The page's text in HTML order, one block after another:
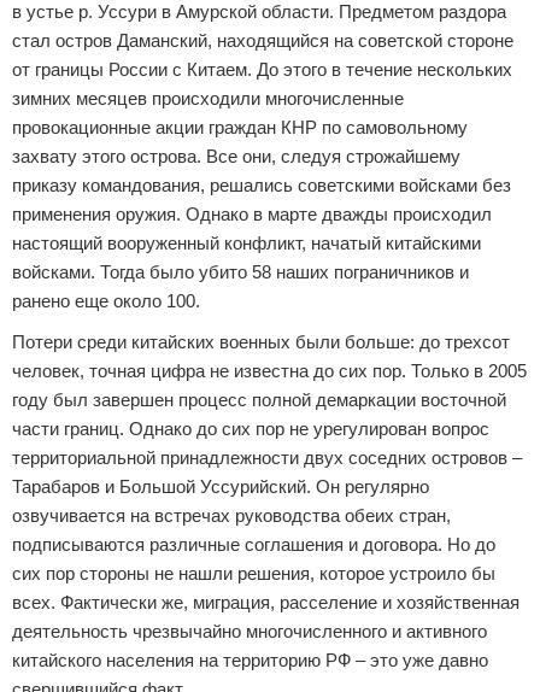
в устье р. Уссури в Амурской области. Предметом раздора
стал остров Даманский, находящийся на советской стороне
от границы России с Китаем. До этого в течение нескольких
зимних месяцев происходили многочисленные
провокационные акции граждан КНР по самовольному
захвату этого острова. Все они, следуя строжайшему
приказу командования, решались советскими войсками без
применения оружия. Однако в марте дважды происходил
настоящий вооруженный конфликт, начатый китайскими
войсками. Тогда было убито 58 наших пограничников и
ранено еще около 100.
Потери среди китайских военных были больше: до трехсот
человек, точная цифра не известна до сих пор. Только в 2005
году был завершен процесс полной демаркации восточной
части границ. Однако до сих пор не урегулирован вопрос
территориальной принадлежности двух соседних островов –
Тарабаров и Большой Уссурийский. Он регулярно
озвучивается на встречах руководства обеих стран,
подписываются различные соглашения и договора. Но до
сих пор стороны не нашли решения, которое устроило бы
всех. Фактически же, миграция, расселение и хозяйственная
деятельность чрезвычайно многочисленного и активного
китайского населения на территорию РФ – это уже давно